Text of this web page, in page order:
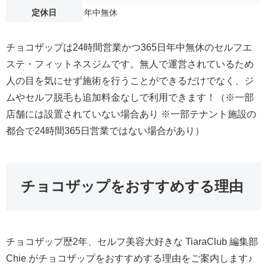
定休日
年中無休
チョコザップは24時間営業かつ365日年中無休のセルフエ
ステ・フィットネスジムです。無人で運営されているため
人の目を気にせず施術を行うことができるだけでなく、ジ
ムやセルフ脱毛も追加料金なしで利用できます！（※一部
店舗には設置されていない場合あり ※一部テナント施設の
都合で24時間365日営業ではない場合があり）
チョコザップをおすすめする理由
チョコザップ歴2年、セルフ美容大好きな TiaraClub 編集部
Chie がチョコザップをおすすめする理由をご案内します♪